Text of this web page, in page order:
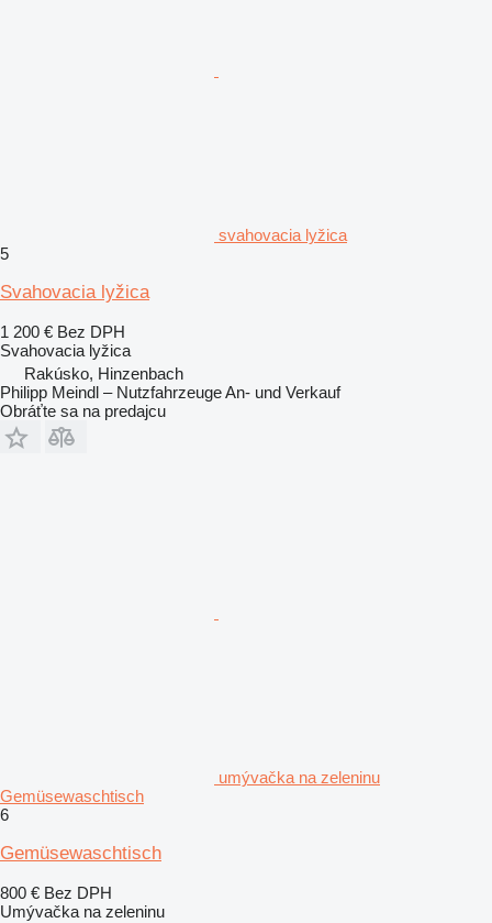
svahovacia lyžica
5
Svahovacia lyžica
1 200 € Bez DPH
Svahovacia lyžica
Rakúsko, Hinzenbach
Philipp Meindl – Nutzfahrzeuge An- und Verkauf
Obráťte sa na predajcu
umývačka na zeleninu
Gemüsewaschtisch
6
Gemüsewaschtisch
800 € Bez DPH
Umývačka na zeleninu